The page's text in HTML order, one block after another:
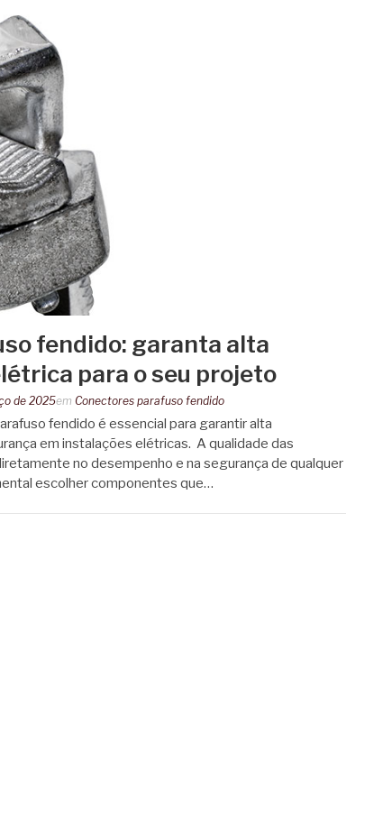
fendido: garanta alta
para o seu projeto
de 2025em Conectores parafuso fendido
fendido é essencial para garantir alta
em instalações elétricas. A qualidade das
no desempenho e na segurança de qualquer
escolher componentes que…